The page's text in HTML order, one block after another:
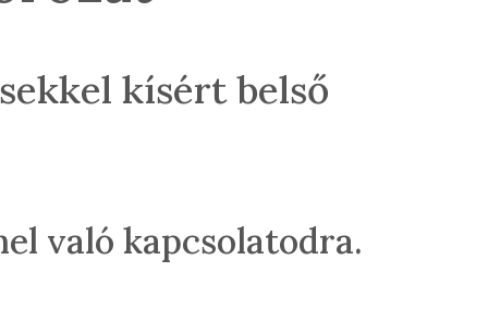
kísért belső
való kapcsolatodra.